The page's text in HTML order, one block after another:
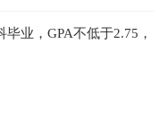
业，GPA不低于2.75，